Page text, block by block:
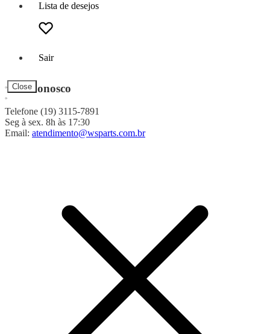
Lista de desejos
Sair
Close
Fale Conosco
Telefone (19) 3115-7891
Seg à sex. 8h às 17:30
Email: atendimento@wsparts.com.br